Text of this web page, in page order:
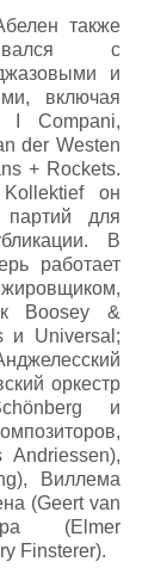
также
с
и
включая
I Compani,
der Westen
+ Rockets.
он
партий для
В
работает
Boosey &
и Universal;
оркестр
и
Виллема
(Geert van
(Elmer
Finsterer).